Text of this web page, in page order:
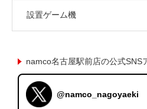
設置ゲーム機
namco名古屋駅前店の公式SNS
@namco_nagoyaeki